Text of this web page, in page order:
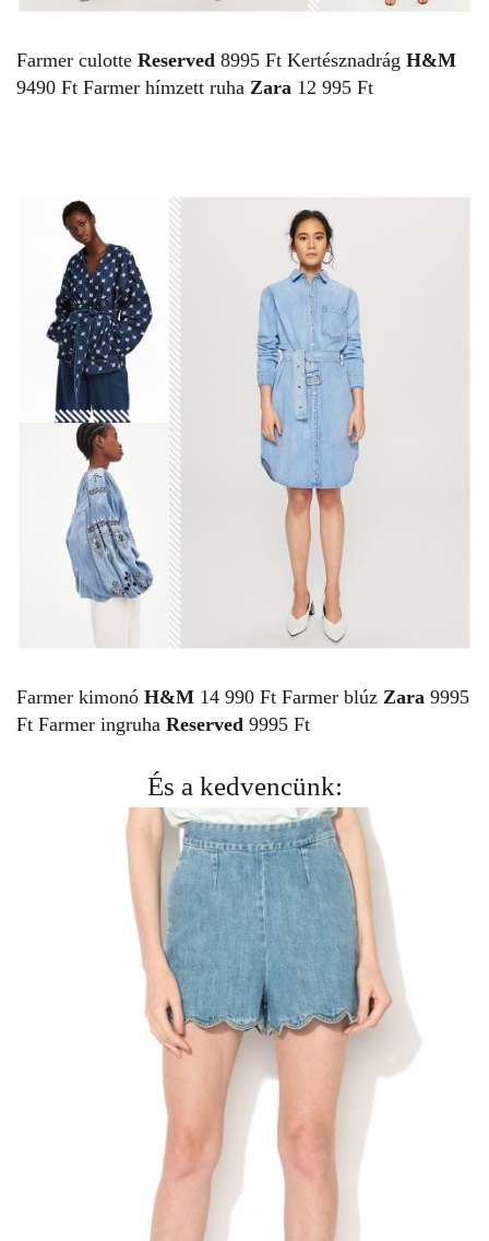
Farmer culotte Reserved 8995 Ft Kertésznadrág H&M
9490 Ft Farmer hímzett ruha Zara 12 995 Ft
Farmer kimonó H&M 14 990 Ft Farmer blúz Zara 9995
Ft Farmer ingruha Reserved 9995 Ft
És a kedvencünk: